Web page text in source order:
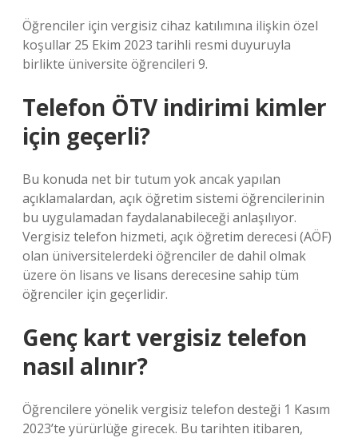
Öğrenciler için vergisiz cihaz katılımına ilişkin özel
koşullar 25 Ekim 2023 tarihli resmi duyuruyla
birlikte üniversite öğrencileri 9.
Telefon ÖTV indirimi kimler
için geçerli?
Bu konuda net bir tutum yok ancak yapılan
açıklamalardan, açık öğretim sistemi öğrencilerinin
bu uygulamadan faydalanabileceği anlaşılıyor.
Vergisiz telefon hizmeti, açık öğretim derecesi (AÖF)
olan üniversitelerdeki öğrenciler de dahil olmak
üzere ön lisans ve lisans derecesine sahip tüm
öğrenciler için geçerlidir.
Genç kart vergisiz telefon
nasıl alınır?
Öğrencilere yönelik vergisiz telefon desteği 1 Kasım
2023’te yürürlüğe girecek. Bu tarihten itibaren,